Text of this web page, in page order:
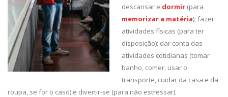
descansar e dormir (para
memorizar a matéria); fazer
atividades físicas (para ter
disposição); dar conta das
atividades cotidianas (tomar
banho, comer, usar o
transporte, cuidar da casa e da
roupa, se for o caso) e divertir-se (para não estressar).